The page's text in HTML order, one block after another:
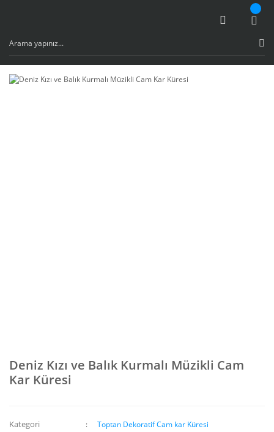
Deniz Kızı ve Balık Kurmalı Müzikli Cam
Kar Küresi
Kategori Toptan Dekoratif Cam kar Küresi